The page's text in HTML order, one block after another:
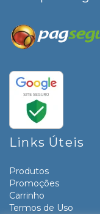
Links Úteis
Produtos
Promoções
Carrinho
Termos de Uso